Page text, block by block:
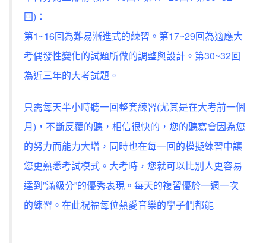
回)：
第1~16回為難易漸進式的練習。第17~29回為適應大
考偶發性變化的試題所做的調整與設計。第30~32回
為近三年的大考試題。
只需每天半小時聽一回整套練習(尤其是在大考前一個
月)，不斷反覆的聽，相信很快的，您的聽寫會因為您
的努力而能力大增，同時也在每一回的模擬練習中讓
您更熟悉考試模式。大考時，您就可以比別人更容易
達到”滿級分”的優秀表現。每天的複習優於一週一次
的練習。在此祝福每位熱愛音樂的學子們都能